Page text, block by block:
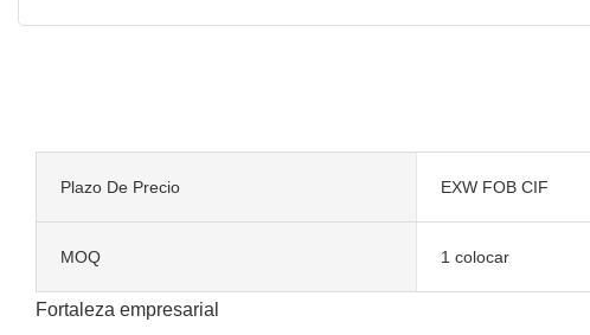
Plazo De Precio EXW FOB CIF
MOQ 1 colocar
Fortaleza empresarial